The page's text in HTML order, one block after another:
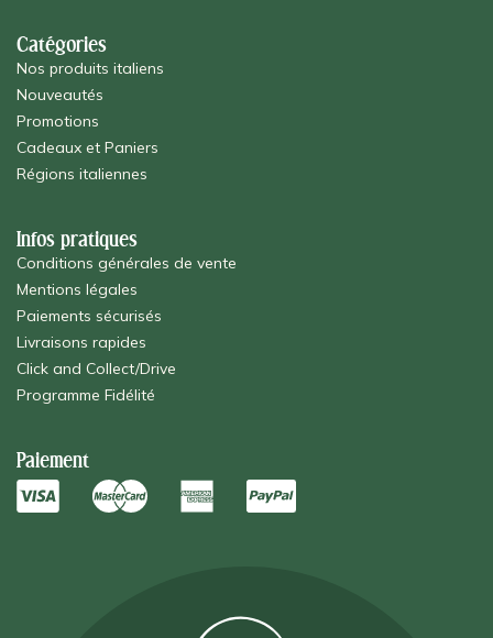
Catégories
Nos produits italiens
Nouveautés
Promotions
Cadeaux et Paniers
Régions italiennes
Infos pratiques
Conditions générales de vente
Mentions légales
Paiements sécurisés
Livraisons rapides
Click and Collect/Drive
Programme Fidélité
Paiement